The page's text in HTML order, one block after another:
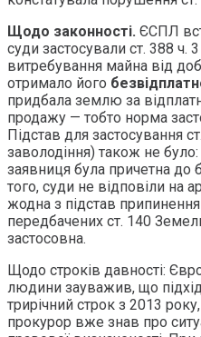
Щодо законності. ЄСПЛ
суди застосували ст. 388 ч.
витребування майна від
отримало його
придбала землю за
продажу — тобто норма
Підстав для застосування
заволодіння) також не
заявниця була причетна
того, суди не відповіли на
жодна з підстав
передбачених ст. 140
застосовна.
Щодо строків давності:
людини зауважив, що підхід
трирічний строк з 2013
прокурор вже знав про